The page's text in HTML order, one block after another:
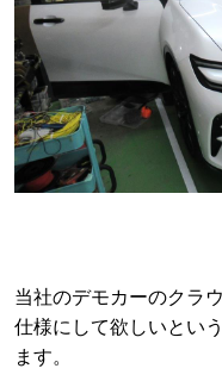
当社のデモカーのクラ
仕様にして欲しいとい
ます。